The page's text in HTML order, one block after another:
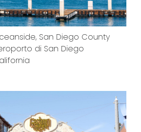
San Diego County
di San Diego